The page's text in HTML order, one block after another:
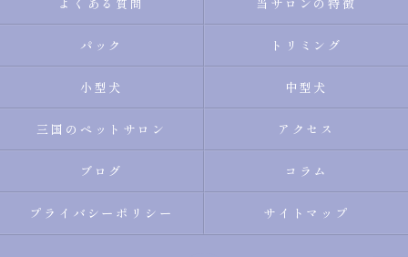
パック トリミング
小型犬 中型犬
三国のペットサロン アクセス
ブログ コラム
プライバシーポリシー サイトマップ